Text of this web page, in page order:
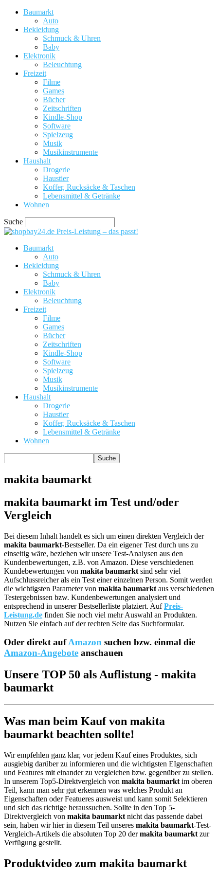
Baumarkt
Auto
Bekleidung
Schmuck & Uhren
Baby
Elektronik
Beleuchtung
Freizeit
Filme
Games
Bücher
Zeitschriften
Kindle-Shop
Software
Spielzeug
Musik
Musikinstrumente
Haushalt
Drogerie
Haustier
Koffer, Rucksäcke & Taschen
Lebensmittel & Getränke
Wohnen
Suche
Preis-Leistung – das passt!
Baumarkt
Auto
Bekleidung
Schmuck & Uhren
Baby
Elektronik
Beleuchtung
Freizeit
Filme
Games
Bücher
Zeitschriften
Kindle-Shop
Software
Spielzeug
Musik
Musikinstrumente
Haushalt
Drogerie
Haustier
Koffer, Rucksäcke & Taschen
Lebensmittel & Getränke
Wohnen
makita baumarkt
makita baumarkt im Test und/oder
Vergleich
Bei diesem Inhalt handelt es sich um einen direkten Vergleich der
makita baumarkt-Bestseller. Da ein eigener Test durch uns zu
einseitig wäre, beziehen wir unsere Test-Analysen aus den
Kundenbewertungen, z.B. von Amazon. Diese verschiedenen
Kundebewertungen von makita baumarkt sind sehr viel
Aufschlussreicher als ein Test einer einzelnen Person. Somit werden
die wichtigsten Parameter von makita baumarkt aus verschiedenen
Testergebnissen bzw. Kundenbewertungen analysiert und
entsprechend in unserer Bestsellerliste platziert. AufPreis-
Leistung.de finden Sie noch viel mehr Auswahl an Produkten.
Nutzen Sie einfach auf der rechten Seite das Suchformular.
Oder direkt aufAmazon suchen bzw. einmal die
Amazon-Angebote anschauen
Unsere TOP 50 als Auflistung - makita
baumarkt
Was man beim Kauf von makita
baumarkt beachten sollte!
Wir empfehlen ganz klar, vor jedem Kauf eines Produktes, sich
ausgiebig darüber zu informieren und die wichtigsten EIgenschaften
und Features mit einander zu vergleichen bzw. gegenüber zu stellen.
In unserem Top5-Direktvergleich von makita baumarkt im oberen
Teil, kann man sehr gut erkennen was welches Produkt an
Eigenschaften oder Featueres ausweist und kann somit Selektieren
und sich das richtige heraussuchen. Sollte in den Top 5-
Direktvergleich von makita baumarkt nicht das passende dabei
sein, haben wir hier in diesem Teil unseres makita baumarkt-Test-
Vergleich-Artikels die absoluten Top 20 dermakita baumarkt zur
Verfügung gestellt.
Produktvideo zum makita baumarkt